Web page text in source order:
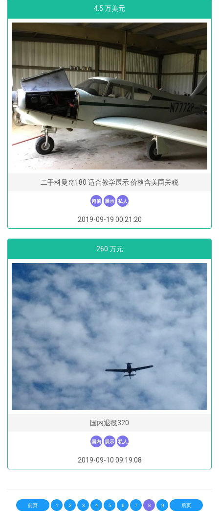
4.5 万美元
二手科曼奇180 适合教学展示 价格含美国关税
超值 展示 私人
2019-09-19 00:21:20
260 万元
国内退役320
国内 展示 私人
2019-09-10 09:19:08
前页 1 2 3 4 5 6 7 8 9 后页